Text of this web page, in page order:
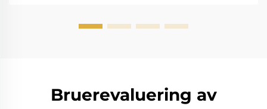
Bruerevaluering av